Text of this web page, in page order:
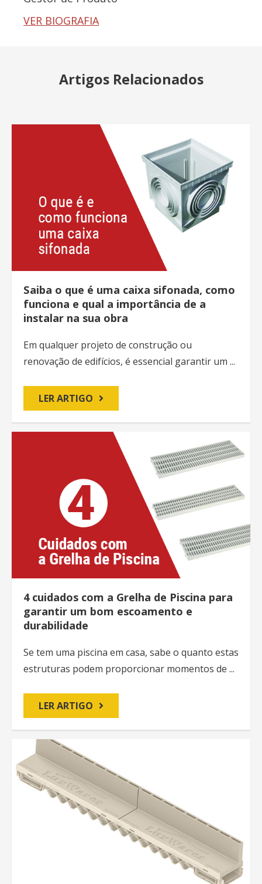
VER BIOGRAFIA
Artigos Relacionados
Saiba o que é uma caixa sifonada, como
funciona e qual a importância de a
instalar na sua obra
Em qualquer projeto de construção ou
renovação de edifícios, é essencial garantir um ...
LER ARTIGO
4 cuidados com a Grelha de Piscina para
garantir um bom escoamento e
durabilidade
Se tem uma piscina em casa, sabe o quanto estas
estruturas podem proporcionar momentos de ...
LER ARTIGO